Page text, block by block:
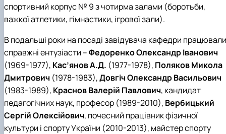
спортивний корпус № 9 з чотирма залами (боротьби,
важкої атлетики, гімнастики, ігрової зали).
В подальші роки на посаді завідувача кафедри працювали
справжні ентузіасти –Федоренко Олександр Іванович
(1969-1977), Кас’янов А.Д. (1977-1978), Поляков Микола
Дмитрович (1978-1983),Довгіч Олександр Васильович
(1983-1989), Краснов Валерій Павлович, кандидат
педагогічних наук, професор (1989-2010), Вербицький
Сергій Олексійович, почесний працівник фізичної
культури і спорту України (2010-2013), майстер спорту